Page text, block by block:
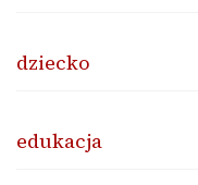
dziecko
edukacja